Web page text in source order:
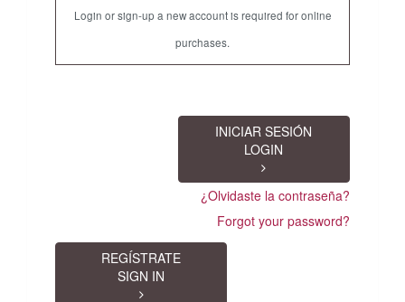
Login or sign-up a new account is required for online
purchases.
INICIAR SESIÓN
LOGIN
¿Olvidaste la contraseña?
Forgot your password?
REGÍSTRATE
SIGN IN